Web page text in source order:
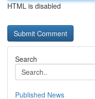
HTML is disabled
Search
Published News